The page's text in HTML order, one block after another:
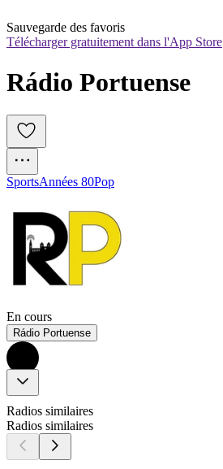
Sauvegarde des favoris
Télécharger gratuitement dans l'App Store
Rádio Portuense
SportsAnnées 80Pop
En cours
Rádio Portuense
Radios similaires
Radios similaires